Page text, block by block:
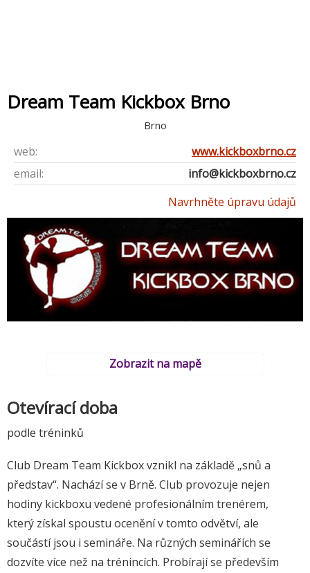
Dream Team Kickbox Brno
Brno
web:
www.kickboxbrno.cz
email:
info@kickboxbrno.cz
Navrhněte úpravu údajů
Zobrazit na mapě
Otevírací doba
podle tréninků
Club Dream Team Kickbox vznikl na základě „snů a
představ“. Nachází se v Brně. Club provozuje nejen
hodiny kickboxu vedené profesionálním trenérem,
který získal spoustu ocenění v tomto odvětví, ale
součástí jsou i semináře. Na různých seminářích se
dozvíte více než na trénincích. Probírají se především